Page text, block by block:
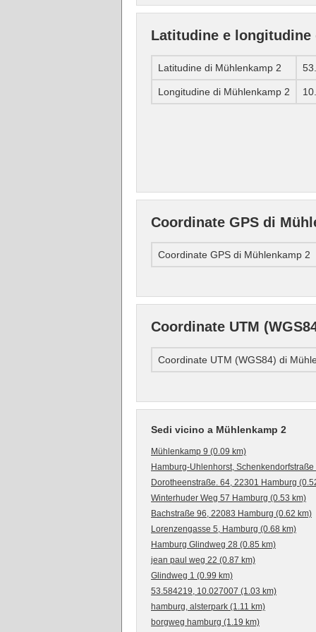
Latitudine e longitudine
Latitudine di Mühlenkamp 2
Longitudine di Mühlenkamp 2
Coordinate GPS di
Coordinate GPS di Mühlenkamp 2
Coordinate UTM
Coordinate UTM (WGS84) di
Sedi vicino a Mühlenkamp 2
Mühlenkamp 9 (0.09 km)
Hamburg-Uhlenhorst, Schenkendorfstraße
Dorotheenstraße. 64, 22301 Hamburg
Winterhuder Weg 57 Hamburg (0.53 km)
Bachstraße 96, 22083 Hamburg (0.62 km)
Lorenzengasse 5, Hamburg (0.68 km)
Hamburg Glindweg 28 (0.85 km)
jean paul weg 22 (0.87 km)
Glindweg 1 (0.99 km)
53.584219, 10.027007 (1.03 km)
hamburg, alsterpark (1.11 km)
borgweg hamburg (1.19 km)